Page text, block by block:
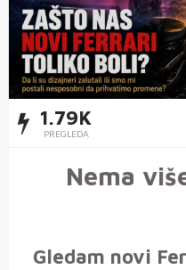
1.79K
PREGLEDA
Nema
Gledam novi